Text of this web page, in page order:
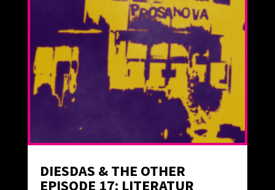
DIESDAS & THE OTHER
EPISODE 17: LITERATUR